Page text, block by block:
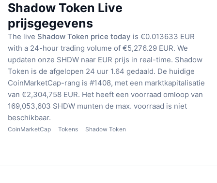
Shadow Token Live
prijsgegevens
The live Shadow Token price today is €0.013633 EUR
with a 24-hour trading volume of €5,276.29 EUR. We
updaten onze SHDW naar EUR prijs in real-time. Shadow
Token is de afgelopen 24 uur 1.64 gedaald. De huidige
CoinMarketCap-rang is #1408, met een marktkapitalisatie
van €2,304,758 EUR. Het heeft een voorraad omloop van
169,053,603 SHDW munten de max. voorraad is niet
beschikbaar.
CoinMarketCap Tokens Shadow Token